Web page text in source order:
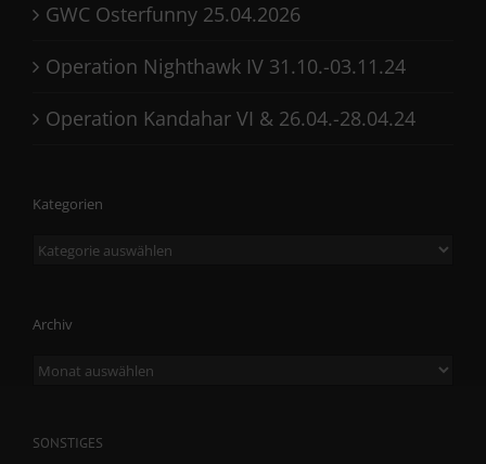
GWC Osterfunny 25.04.2026
Operation Nighthawk IV 31.10.-03.11.24
Operation Kandahar VI & 26.04.-28.04.24
Kategorien
Kategorien
Archiv
Archiv
SONSTIGES